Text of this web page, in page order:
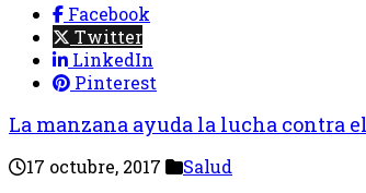
Facebook
Twitter
LinkedIn
Pinterest
La manzana ayuda la lucha contra
17 octubre, 2017
Salud